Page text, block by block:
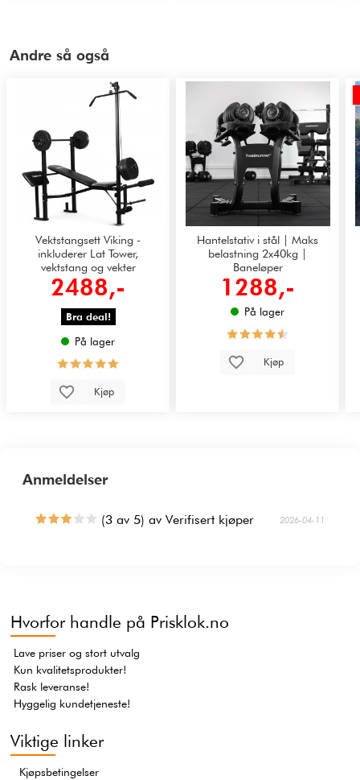
Andre så også
Vektstangsett Viking -
inkluderer Lat Tower,
vektstang og vekter
2488,-
Bra deal!
På lager
Kjøp
Hantelstativ i stål | Maks
belastning 2x40kg |
Baneløper
1288,-
På lager
Kjøp
Anmeldelser
(3 av 5) av Verifisert kjøper 2026-04-11
Hvorfor handle på Prisklok.no
Lave priser og stort utvalg
Kun kvalitetsprodukter!
Rask leveranse!
Hyggelig kundetjeneste!
Viktige linker
Kjøpsbetingelser